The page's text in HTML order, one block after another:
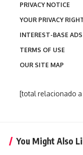
PRIVACY NOTICE
YOUR PRIVACY
INTEREST-BASE ADS
TERMS OF USE
OUR SITE MAP
[total relacionado
You Might Also